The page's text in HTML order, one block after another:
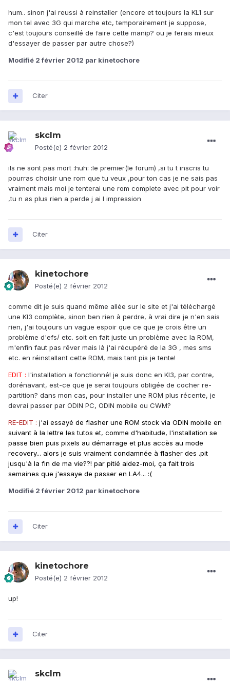
hum.. sinon j'ai reussi à reinstaller (encore et toujours la KL1 sur
mon tel avec 3G qui marche etc, temporairement je suppose,
c'est toujours conseillé de faire cette manip? ou je ferais mieux
d'essayer de passer par autre chose?)
Modifié 2 février 2012 par kinetochore
Citer
skclm
Posté(e) 2 février 2012
ils ne sont pas mort :huh: :le premier(le forum) ,si tu t inscris tu
pourras choisir une rom que tu veux ,pour ton cas je ne sais pas
vraiment mais moi je tenterai une rom complete avec pit pour voir
,tu n as plus rien a perde j ai l impression
Citer
kinetochore
Posté(e) 2 février 2012
comme dit je suis quand même allée sur le site et j'ai téléchargé
une KI3 complète, sinon ben rien à perdre, à vrai dire je n'en sais
rien, j'ai toujours un vague espoir que ce que je crois être un
problème d'efs/ etc. soit en fait juste un problème avec la ROM,
m'enfin faut pas rêver mais là j'ai récupéré de la 3G , mes sms
etc. en réinstallant cette ROM, mais tant pis je tente!
EDIT : l'installation a fonctionné! je suis donc en KI3, par contre,
dorénavant, est-ce que je serai toujours obligée de cocher re-
partition? dans mon cas, pour installer une ROM plus récente, je
devrai passer par ODIN PC, ODIN mobile ou CWM?
RE-EDIT : j'ai essayé de flasher une ROM stock via ODIN mobile en
suivant à la lettre les tutos et, comme d'habitude, l'installation se
passe bien puis pixels au démarrage et plus accès au mode
recovery... alors je suis vraiment condamnée à flasher des .pit
jusqu'à la fin de ma vie??! par pitié aidez-moi, ça fait trois
semaines que j'essaye de passer en LA4... :(
Modifié 2 février 2012 par kinetochore
Citer
kinetochore
Posté(e) 2 février 2012
up!
Citer
skclm